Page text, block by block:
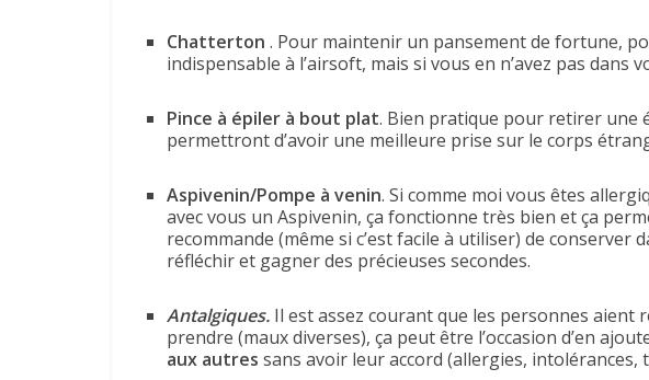
Chatterton . Pour maintenir un pansement de fortune,
indispensable à l’airsoft, mais si vous en n’avez pas
Pince à épiler à bout plat. Bien pratique pour retirer une
permettront d’avoir une meilleure prise sur le corps
Aspivenin/Pompe à venin. Si comme moi vous êtes
avec vous un Aspivenin, ça fonctionne très bien et ça
recommande (même si c’est facile à utiliser) de
réfléchir et gagner des précieuses secondes.
Antalgiques. Il est assez courant que les personnes aient
prendre (maux diverses), ça peut être l’occasion d’en
aux autres sans avoir leur accord (allergies, intolérances,